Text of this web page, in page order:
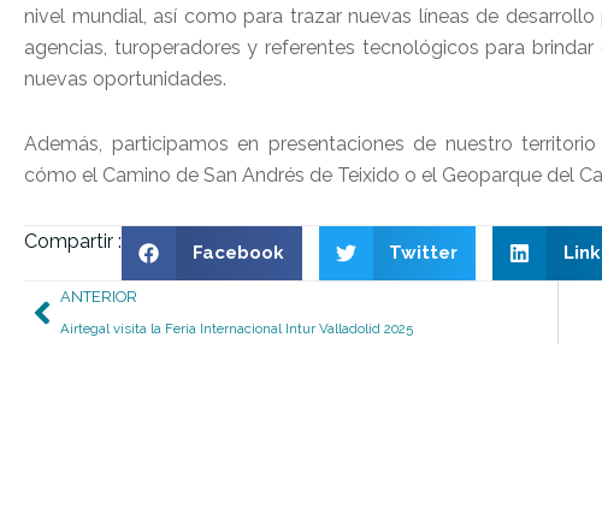
nivel mundial, así como para trazar nuevas líneas de
agencias, turoperadores y referentes tecnológicos para
nuevas oportunidades.
Además, participamos en presentaciones de nuestro
cómo el Camino de San Andrés de Teixido o el Geoparque del
Compartir :
Facebook Twitter
AntANTERIOR
Airtegal visita la Feria Internacional Intur Valladolid 2025